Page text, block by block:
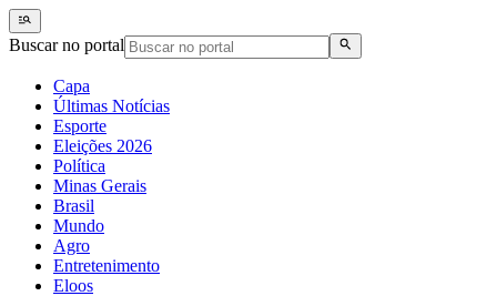
Buscar no portal
Capa
Últimas Notícias
Esporte
Eleições 2026
Política
Minas Gerais
Brasil
Mundo
Agro
Entretenimento
Eloos